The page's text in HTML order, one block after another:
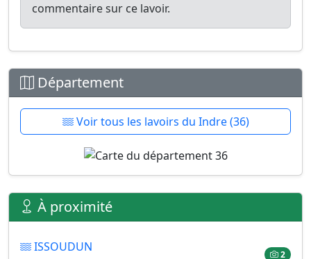
commentaire sur ce lavoir.
Département
Voir tous les lavoirs du Indre (36)
À proximité
ISSOUDUN
2